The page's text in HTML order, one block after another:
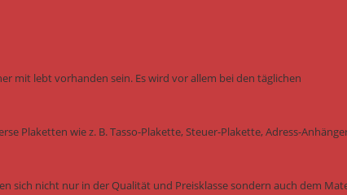
mit lebt vorhanden sein. Es wird vor allem bei den täglichen
Plaketten wie z. B. Tasso-Plakette, Steuer-Plakette, Adress-
sich nicht nur in der Qualität und Preisklasse sondern auch dem